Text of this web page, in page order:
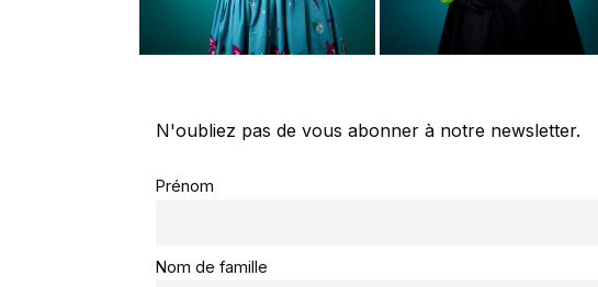
N'oubliez pas de vous abonner à notre newsletter.
Prénom
Nom de famille